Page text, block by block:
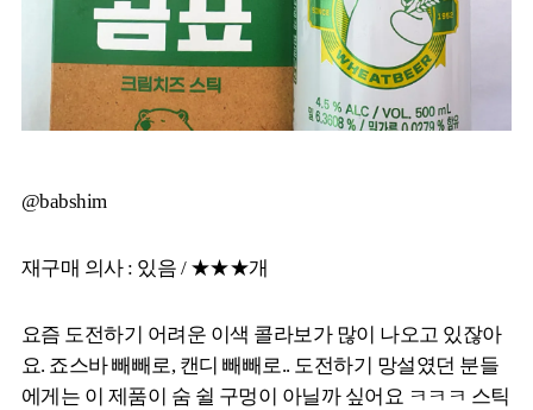
@babshim
재구매 의사 : 있음 / ★★★개
요즘 도전하기 어려운 이색 콜라보가 많이 나오고 있잖아
요. 죠스바 빼빼로, 캔디 빼빼로.. 도전하기 망설였던 분들
에게는 이 제품이 숨 쉴 구멍이 아닐까 싶어요 ㅋㅋㅋ 스틱